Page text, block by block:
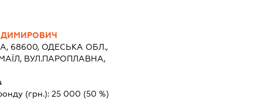
68600, ОДЕСЬКА ОБЛ.,
ВУЛ.ПАРОПЛАВНА,
(грн.):25 000 (50 %)